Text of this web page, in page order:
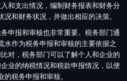
和支出情况，编制财务报表和财务分
和财务状况，并做出相应的决策。
申报和审核也非常重要。税务部门通
水作为税务申报和审核的主要依据之
对，税务部门可以了解个人和企业的
业的纳税情况和税款申报情况，以便
的税务申报和审核。